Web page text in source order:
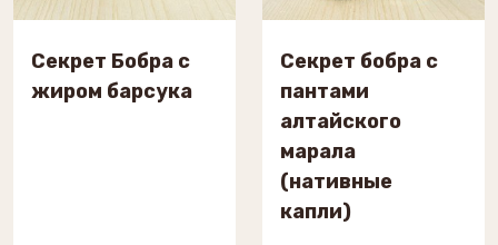
Секрет Бобра с
жиром барсука
Секрет бобра с
пантами
алтайского
марала
(нативные
капли)